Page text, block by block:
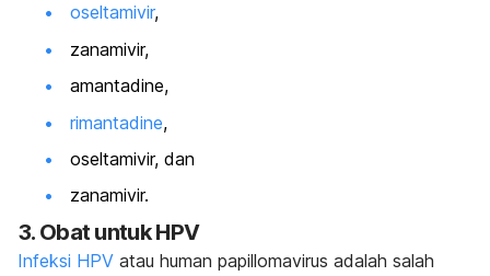
oseltamivir,
zanamivir,
amantadine,
rimantadine,
oseltamivir, dan
zanamivir.
3. Obat untuk HPV
Infeksi HPV atau human papillomavirus adalah salah